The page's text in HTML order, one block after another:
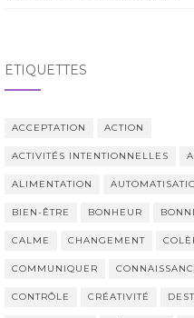
ÉTIQUETTES
ACCEPTATION ACTION
ACTIVITÉS INTENTIONNELLES
ALIMENTATION
BIEN-ÊTRE BONHEUR
CALME CHANGEMENT
COMMUNIQUER
CONTRÔLE CRÉATIVITÉ